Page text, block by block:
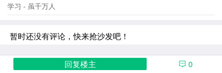
学习 - 虽千万人
暂时还没有评论，快来抢沙发吧！
回复楼主 0